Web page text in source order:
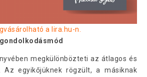
a lira.hu-n.
megkülönbözteti az átlagos és
Az egyikőjüknek rögzült, a másiknak